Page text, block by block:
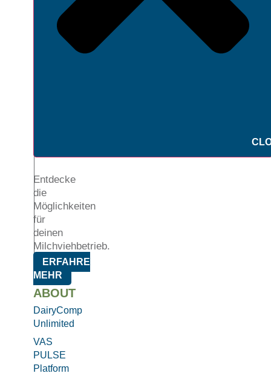
Entdecke
die
Möglichkeiten
für
deinen
Milchviehbetrieb.
ERFAHRE
MEHR
ABOUT
DairyComp
Unlimited
VAS
PULSE
Platform